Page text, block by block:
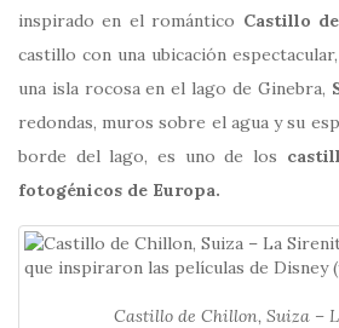
inspirado en el romántico Castillo
castillo con una ubicación
una isla rocosa en el lago de Ginebra,
redondas, muros sobre el agua y su
borde del lago, es uno de los
fotogénicos de Europa.
Castillo de Chillon, Suiza –